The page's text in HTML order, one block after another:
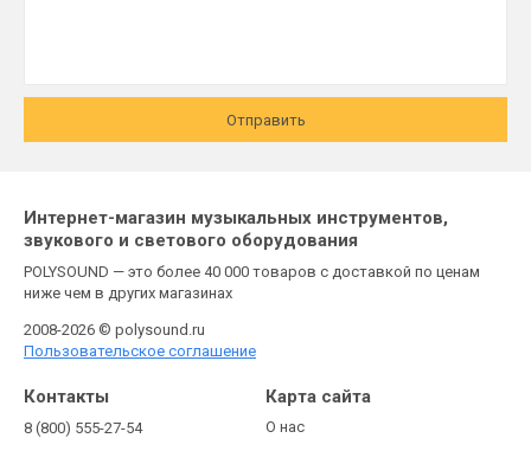
Отправить
Интернет-магазин музыкальных инструментов,
звукового и светового оборудования
POLYSOUND — это более 40 000 товаров с доставкой по ценам
ниже чем в других магазинах
2008-2026 © polysound.ru
Пользовательское соглашение
Контакты
8 (800) 555-27-54
Карта сайта
О нас